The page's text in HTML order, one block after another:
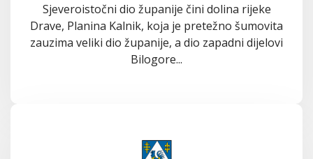
Sjeveroistočni dio županije čini dolina rijeke
Drave, Planina Kalnik, koja je pretežno šumovita
zauzima veliki dio županije, a dio zapadni dijelovi
Bilogore...